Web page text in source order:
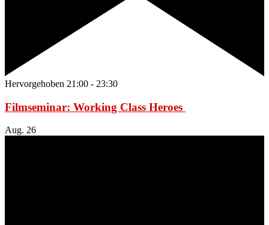
Hervorgehoben 21:00 - 23:30
Filmseminar: Working Class Heroes
Aug. 26